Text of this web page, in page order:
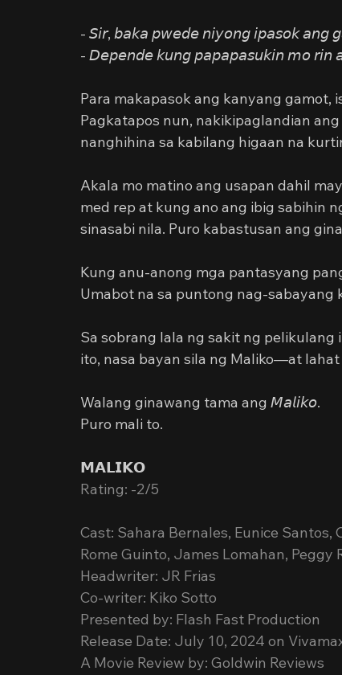
- 𝘚𝘪𝘳, 𝘣𝘢𝘬𝘢 𝘱𝘸𝘦𝘥𝘦 𝘯𝘪𝘺𝘰𝘯𝘨 𝘪𝘱𝘢𝘴𝘰𝘬 𝘢𝘯𝘨
- 𝘋𝘦𝘱𝘦𝘯𝘥𝘦 𝘬𝘶𝘯𝘨 𝘱𝘢𝘱𝘢𝘱𝘢𝘴𝘶𝘬𝘪𝘯 𝘮𝘰 𝘳𝘪𝘯
Para makapasok ang kanyang gamot,
Pagkatapos nun, nakikipaglandian
nanghihina sa kabilang higaan na
Akala mo matino ang usapan dahil
med rep at kung ano ang ibig sabihin
sinasabi nila. Puro kabastusan ang
Kung anu-anong mga pantasyang
Umabot na sa puntong nag-sabayang
Sa sobrang lala ng sakit ng
ito, nasa bayan sila ng Maliko—at
Walang ginawang tama ang 𝘔𝘢𝘭𝘪𝘬𝘰.
Puro mali to.
𝗠𝗔𝗟𝗜𝗞𝗢
Rating: -2/5
Cast: Sahara Bernales, Eunice
Rome Guinto, James Lomahan, Peggy
Headwriter: JR Frias
Co-writer: Kiko Sotto
Presented by: Flash Fast Production
Release Date: July 10, 2024 on
A Movie Review by: Goldwin Reviews